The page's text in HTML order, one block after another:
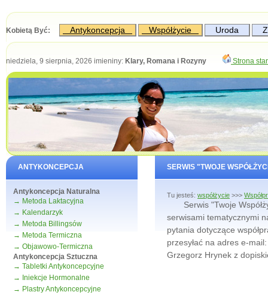
Kobietą Być: Antykoncepcja Współżycie Uroda
niedziela, 9 sierpnia, 2026 imieniny: Klary, Romana i Rozyny Strona
ANTYKONCEPCJA
Antykoncepcja Naturalna
→ Metoda Laktacyjna
→ Kalendarzyk
→ Metoda Billingsów
→ Metoda Termiczna
→ Objawowo-Termiczna
Antykoncepcja Sztuczna
→ Tabletki Antykoncepcyjne
→ Iniekcje Hormonalne
→ Plastry Antykoncepcyjne
SERWIS "TWOJE
Tu jesteś: współżycie >>>
Serwis "Twoje
serwisami tematycznymi
pytania dotyczące
przesyłać na adres e-
Grzegorz Hrynek z